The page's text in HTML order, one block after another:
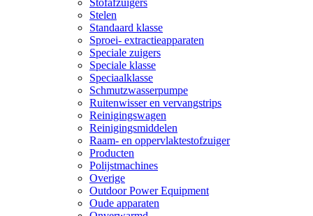
Stelen
Standaard klasse
Sproei- extractieapparaten
Speciale zuigers
Speciale klasse
Speciaalklasse
Schmutzwasserpumpe
Ruitenwisser en vervangstrips
Reinigingswagen
Reinigingsmiddelen
Raam- en oppervlaktestofzuiger
Producten
Polijstmachines
Overige
Outdoor Power Equipment
Oude apparaten